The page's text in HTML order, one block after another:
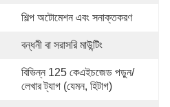
শিল্প অটোমেশন এবং সনাক্তকরণ
বন্ধনী বা সরাসরি মাউন্টিং
বিভিন্ন 125 কেএইচজেড পড়ুন/
লেখার ট্যাগ (যেমন, হিটাগ)